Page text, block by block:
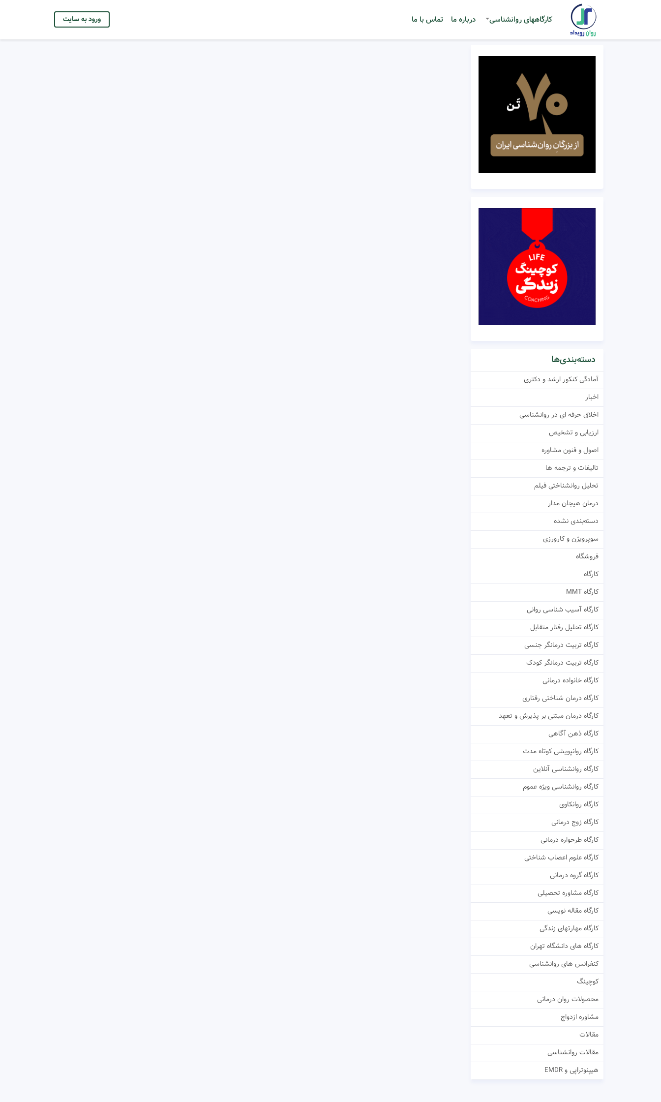
کارگاههای روانشناسی درباره ما تماس با ما ورود به سایت
دسته‌بندی‌ها
آمادگی کنکور ارشد و دکتری
اخبار
اخلاق حرفه ای در روانشناسی
ارزیابی و تشخیص
اصول و فنون مشاوره
تالیفات و ترجمه ها
تحلیل روانشناختی فیلم
درمان هیجان مدار
دسته‌بندی نشده
سوپرویژن و کارورزی
فروشگاه
کارگاه
کارگاه MMT
کارگاه آسیب شناسی روانی
کارگاه تحلیل رفتار متقابل
کارگاه تربیت درمانگر جنسی
کارگاه تربیت درمانگر کودک
کارگاه خانواده درمانی
کارگاه درمان شناختی رفتاری
کارگاه درمان مبتنی بر پذیرش و تعهد
کارگاه ذهن آگاهی
کارگاه روانپویشی کوتاه مدت
کارگاه روانشناسی آنلاین
کارگاه روانشناسی ویژه عموم
کارگاه روانکاوی
کارگاه زوج درمانی
کارگاه طرحواره درمانی
کارگاه علوم اعصاب شناختی
کارگاه گروه درمانی
کارگاه مشاوره تحصیلی
کارگاه مقاله نویسی
کارگاه مهارتهای زندگی
کارگاه های دانشگاه تهران
کنفرانس های روانشناسی
کوچینگ
محصولات روان درمانی
مشاوره ازدواج
مقالات
مقالات روانشناسی
هیپنوتراپی و EMDR